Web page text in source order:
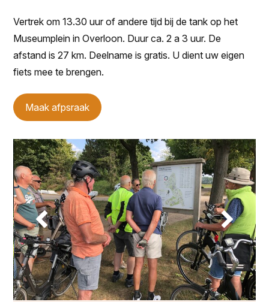
Vertrek om 13.30 uur of andere tijd bij de tank op het
Museumplein in Overloon. Duur ca. 2 a 3 uur. De
afstand is 27 km. Deelname is gratis. U dient uw eigen
fiets mee te brengen.
Maak afpsraak
‹ ›